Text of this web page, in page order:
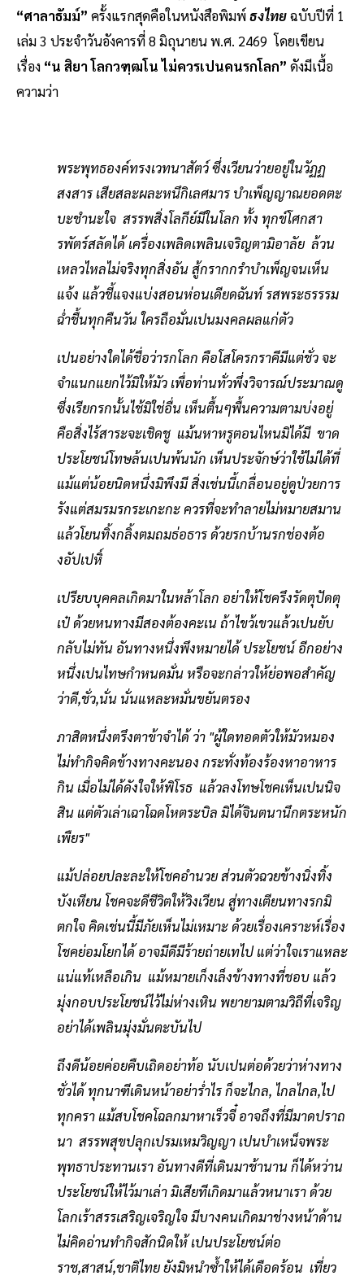
“ศาลาธัมม์” ครั้งแรกสุดคือในหนังสือพิมพ์ธงไทยฉบับปีที่ 1
เล่ม 3 ประจำวันอังคารที่ 8 มิถุนายน พ.ศ. 2469 โดยเขียน
เรื่อง “น สิยา โลกวฑฺฒโน ไม่ควรเปนคนรกโลก” ดังมีเนื้อ
ความว่า
พระพุทธองค์ทรงเวทนาสัตว์ ซึ่งเวียนว่ายอยู่ในวัฏฏ
สงสาร เสียสละผละหนึกิเลศมาร บำเพ็ญญาณยอดตะ
บะชำนะใจ สรรพสิ่งโลกีย์มีในโลก ทั้ง ทุกข์โศกสา
รพัตร์สลัดได้ เครื่องเพลิดเพลินเจริญตามิอาลัย ล้วน
เหลวไหลไม่จริงทุกสิ่งอัน สู้กรากกรำบำเพ็ญจนเห็น
แจ้ง แล้วชี้แจงแบ่งสอนห่อนเดียดฉันท์ รสพระธรรรม
ฉ่ำชื้นทุกคืนวัน ใครถือมั่นเปนมงคลผลแก่ตัว
เปนอย่างใดได้ชื่อว่ารกโลก คือโสโครกราคีมีแต่ชั่ว จะ
จำแนกแยกไว้มิให้มัว เพื่อท่านทั่วพึ่งวิจารณ์ประมาณดู
ซึ่งเรียกรกนั้นไช้มิใช่อื่น เห็นตื้นๆพื้นความตามบ่งอยู่
คือสิ่งไร้สาระจะเชิดชู แม้นหาหรูตอนไหนมิได้มี ขาด
ประโยชน์โทษล้นเปนพ้นนัก เห็นประจักษ์ว่าใช้ไม่ได้ที่
แม้แต่น้อยนิดหนึ่งมิพึงมี สิ่งเช่นนี้เกลื่อนอยู่ดูป่วยการ
รังแต่สมรมรกระเกะกะ ควรที่จะทำลายไม่หมายสมาน
แล้วโยนทิ้งกลิ้งตมถมธ่อธาร ด้วยรกบ้านรกช่องต้อ
งอัปเปหิ์
เปรียบบุคคลเกิดมาในหล้าโลก อย่าให้โชครึงรัดตุปัดตุ
เป๋ ด้วยหนทางมีสองต้องคะเน ถ้าไขว้เขวแล้วเปนยับ
กลับไม่ทัน อันทางหนึ่งพึงหมายได้ ประโยชน์ อีกอย่าง
หนึ่งเปนไทษกำหนดมั่น หรือจะกล่าวให้ย่อพอสำคัญ
ว่าดี,ชั่ว,นั่น นั่นแหละหมั่นขยันตรอง
ภาสิตหนึ่งตรึงตาข้าจำได้ ว่า "ผู้ใดทอดตัวให้มัวหมอง
ไม่ทำกิจคิดข้างทางคะนอง กระทั่งท้องร้องหาอาหาร
กิน เมื่อไม่ได้ดังใจให้พิโรธ แล้วลงโทษโชคเห็นเปนนิจ
สิน แต่ตัวเล่าเฉาโฉดโหตระบิล มิได้จินตนานึกตระหนัก
เพืยร"
แม้ปล่อยปละละให้โชคอำนวย ส่วนตัวฉวยข้างนิ่งทิ้ง
บังเหียน โชคจะดีชีวิตให้วิงเวียน สู่ทางเตียนทางรกมิ
ตกใจ คิดเช่นนี้มีภัยเห็นไม่เหมาะ ด้วยเรื่องเคราะห์เรื่อง
โชคย่อมโยกได้ อาจมีดีมีร้ายถ่ายเทไป แต่ว่าใจเราแหละ
แน่แท้เหลือเกิน แม้หมายเก็งเล็งข้างทางที่ชอบ แล้ว
มุ่งกอบประโยชน์ไว้ไม่ห่างเหิน พยายามตามวิถีที่เจริญ
อย่าได้เพลินมุ่งมั่นตะบันไป
ถึงดีน้อยค่อยคืบเถิดอย่าท้อ นับเปนต่อด้วยว่าห่างทาง
ชั่วได้ ทุกนาฑีเดินหน้าอย่าร่ำไร ก็จะไกล, ไกลไกล,ไป
ทุกครา แม้สบโชคโฉลกมาหาเร็วจี๋ อาจถึงที่มีมาดปราถ
นา สรรพสุขปลุกเปรมเหมวิญญา เปนบำเหน็จพระ
พุทธาประทานเรา อันทางดีที่เดินมาช้านาน ก็ได้หว่าน
ประโยชน์ให้ไว้มาเล่า มิเสียทีเกิดมาแล้วหนาเรา ด้วย
โลกเร้าสรรเสริญเจริญใจ มีบางคนเกิดมาช่างหน้าด้าน
ไม่คิดอ่านทำกิจสักนิดให้ เปนประโยชน์ต่อ
ราช,สาสน์,ชาติไทย ยังมิหนำซ้ำให้ได้เดือดร้อน เที่ยว